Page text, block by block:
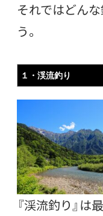
それではどん
う。
１・渓流釣り
『渓流釣り』は